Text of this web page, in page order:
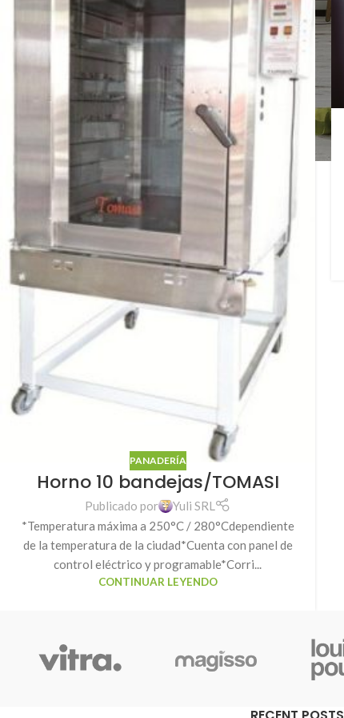
PANADERÍA
Horno 10 bandejas/TOMASI
Publicado por
Yuli SRL
*Temperatura máxima a 250°C / 280°Cdependiente
de la temperatura de la ciudad*Cuenta con panel de
control eléctrico y programable*Corri...
CONTINUAR LEYENDO